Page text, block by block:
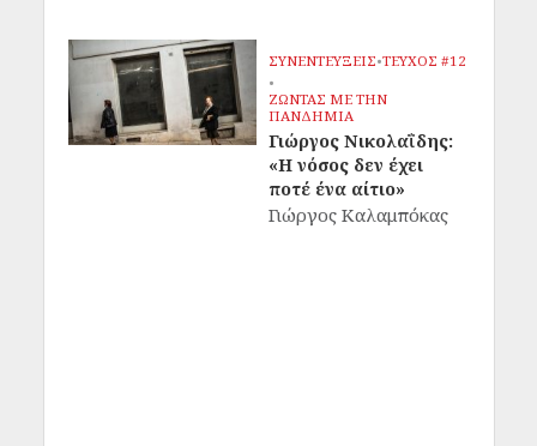
ΣΥΝΕΝΤΕΥΞΕΙΣ•ΤΕΥΧΟΣ #12
•
ΖΩΝΤΑΣ ΜΕ ΤΗΝ
ΠΑΝΔΗΜΙΑ
Γιώργος Νικολαΐδης:
«Η νόσος δεν έχει
ποτέ ένα αίτιο»
Γιώργος Καλαμπόκας